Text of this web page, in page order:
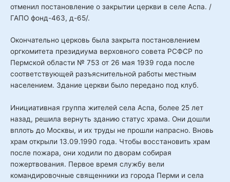
отменил постановление о закрытии церкви в селе Аспа. /
ГАПО фонд-463, д-65/.
Окончательно церковь была закрыта постановлением
оргкомитета президиума верховного совета РСФСР по
Пермской области № 753 от 26 мая 1939 года после
соответствующей разъяснительной работы местным
населением. Здание церкви было передано под клуб.
Инициативная группа жителей села Аспа, более 25 лет
назад, решила вернуть зданию статус храма. Они дошли
вплоть до Москвы, и их труды не прошли напрасно. Вновь
храм открыли 13.09.1990 года. Чтобы восстановить храм
после пожара, они ходили по дворам собирая
пожертвования. Первое время службу вели
командировочные священники из города Перми и села